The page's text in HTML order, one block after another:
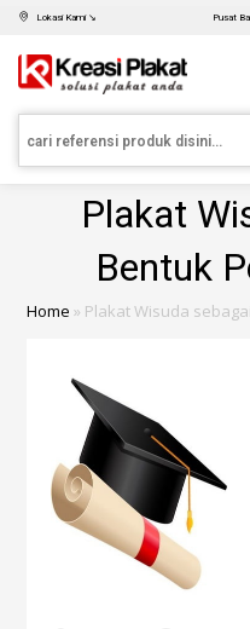
Lokasi Kami ↘ Pusat
Plakat
Bentuk
Home » Plakat Wisuda